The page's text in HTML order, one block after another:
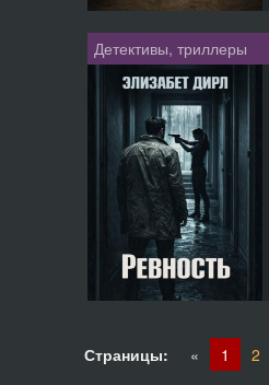
Детективы, триллеры
Страницы: « 1 2